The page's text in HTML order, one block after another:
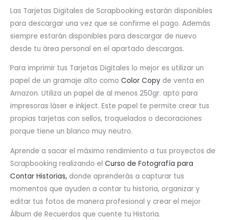
Las Tarjetas Digitales de Scrapbooking estarán disponibles
para descargar una vez que se confirme el pago. Además
siempre estarán disponibles para descargar de nuevo
desde tu área personal en el apartado descargas.
Para imprimir tus Tarjetas Digitales lo mejor es utilizar un
papel de un gramaje alto como Color Copy de venta en
Amazon. Utiliza un papel de al menos 250gr. apto para
impresoras láser e inkject. Este papel te permite crear tus
propias tarjetas con sellos, troquelados o decoraciones
porque tiene un blanco muy neutro.
Aprende a sacar el máximo rendimiento a tus proyectos de
Scrapbooking realizando el Curso de Fotografía para
Contar Historias, donde aprenderás a capturar tus
momentos que ayuden a contar tu historia, organizar y
editar tus fotos de manera profesional y crear el mejor
Álbum de Recuerdos que cuente tu Historia.